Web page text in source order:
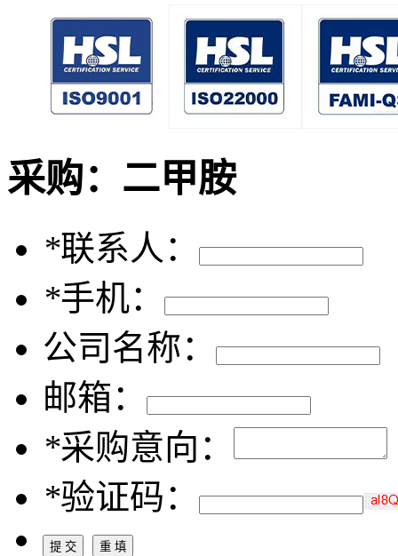
采购： 二甲胺
*联系人：
*手机：
公司名称：
邮箱：
*采购意向：
*验证码：